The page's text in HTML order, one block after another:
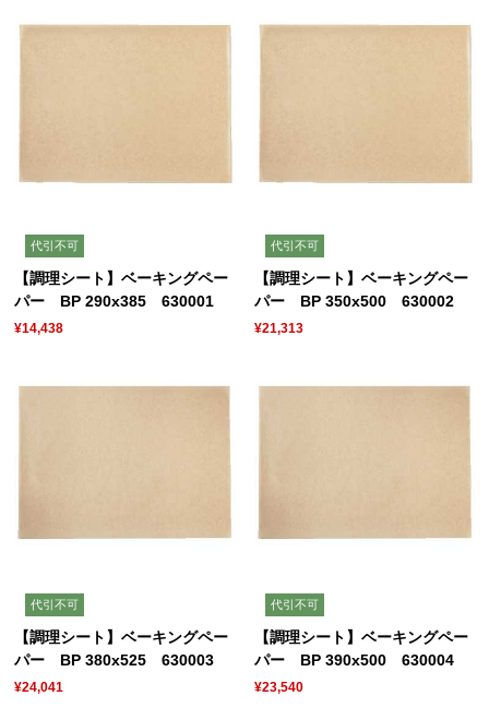
代引不可
【調理シート】ベーキングペー
パー BP 290x385 630001
¥14,438
代引不可
【調理シート】ベーキングペー
パー BP 350x500 630002
¥21,313
代引不可
【調理シート】ベーキングペー
パー BP 380x525 630003
¥24,041
代引不可
【調理シート】ベーキングペー
パー BP 390x500 630004
¥23,540